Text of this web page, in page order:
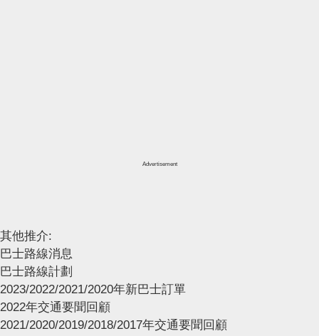
Advertisement
其他推介:
巴士路線消息
巴士路線計劃
2023/2022/2021/2020年新巴士訂單
2022年交通要聞回顧
2021/2020/2019/2018/2017年交通要聞回顧